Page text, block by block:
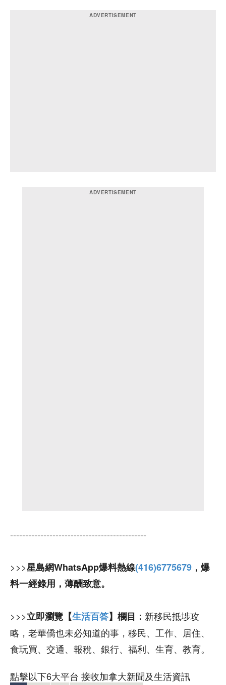
---------------------------------------------
>>>星島網WhatsApp爆料熱線(416)6775679 ，爆
料一經錄用，薄酬致意。
>>>立即瀏覽【生活百答】欄目： 新移民抵埗攻
略，老華僑也未必知道的事，移民、工作、居住、
食玩買、交通、報稅、銀行、福利、生育、教育。
點擊以下6大平台 接收加拿大新聞及生活資訊